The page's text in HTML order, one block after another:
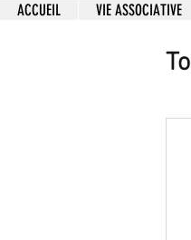
ACCUEIL VIE ASSOCIATIVE